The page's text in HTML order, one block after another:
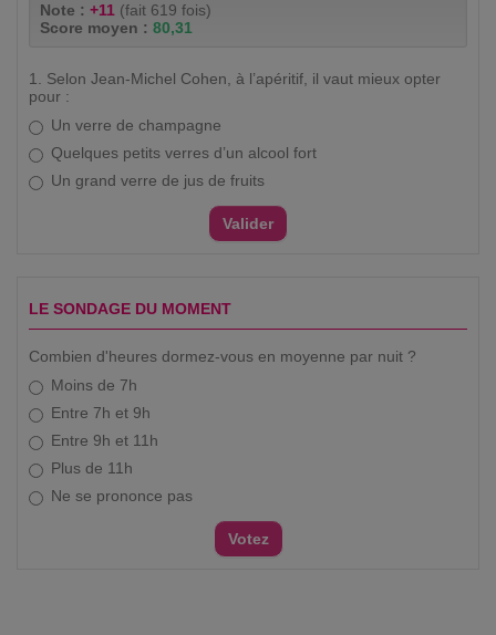
Note : +11 (fait 619 fois)
Score moyen : 80,31
1. Selon Jean-Michel Cohen, à l’apéritif, il vaut mieux opter
pour :
Un verre de champagne
Quelques petits verres d’un alcool fort
Un grand verre de jus de fruits
LE SONDAGE DU MOMENT
Combien d'heures dormez-vous en moyenne par nuit ?
Moins de 7h
Entre 7h et 9h
Entre 9h et 11h
Plus de 11h
Ne se prononce pas